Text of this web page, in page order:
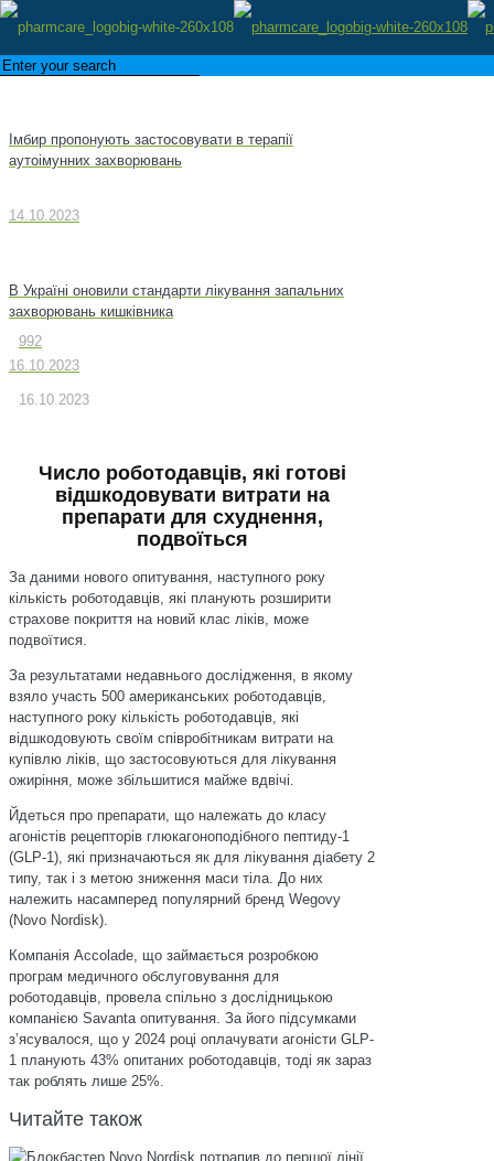
Імбир пропонують застосовувати в терапії
аутоімунних захворювань
14.10.2023
В Україні оновили стандарти лікування запальних
захворювань кишківника
16.10.2023
992
16.10.2023
Число роботодавців, які готові
відшкодовувати витрати на
препарати для схуднення,
подвоїться
За даними нового опитування, наступного року
кількість роботодавців, які планують розширити
страхове покриття на новий клас ліків, може
подвоїтися.
За результатами недавнього дослідження, в якому
взяло участь 500 американських роботодавців,
наступного року кількість роботодавців, які
відшкодовують своїм співробітникам витрати на
купівлю ліків, що застосовуються для лікування
ожиріння, може збільшитися майже вдвічі.
Йдеться про препарати, що належать до класу
агоністів рецепторів глюкагоноподібного пептиду-1
(GLP-1), які призначаються як для лікування діабету 2
типу, так і з метою зниження маси тіла. До них
належить насамперед популярний бренд Wegovy
(Novo Nordisk).
Компанія Accolade, що займається розробкою
програм медичного обслуговування для
роботодавців, провела спільно з дослідницькою
компанією Savanta опитування. За його підсумками
зʼясувалося, що у 2024 році оплачувати агоністи GLP-
1 планують 43% опитаних роботодавців, тоді як зараз
так роблять лише 25%.
Читайте також